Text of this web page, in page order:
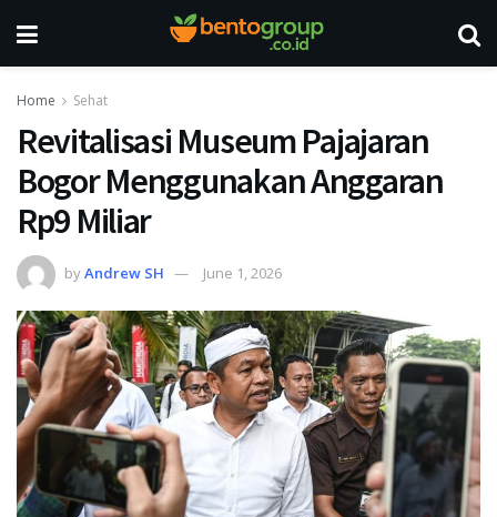
Home Sehat
Revitalisasi Museum Pajajaran
Bogor Menggunakan Anggaran
Rp9 Miliar
byAndrew SH June 1, 2026